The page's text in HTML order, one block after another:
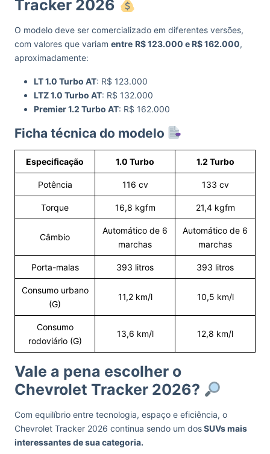
Tracker 2026
O modelo deve ser comercializado em diferentes versões,
com valores que variam entre R$ 123.000 e R$ 162.000,
aproximadamente:
LT 1.0 Turbo AT: R$ 123.000
LTZ 1.0 Turbo AT: R$ 132.000
Premier 1.2 Turbo AT: R$ 162.000
Ficha técnica do modelo
Especificação 1.0 Turbo 1.2 Turbo
Potência 116 cv 133 cv
Torque 16,8 kgfm 21,4 kgfm
Câmbio
Automático de 6
marchas
Automático de 6
marchas
Porta-malas 393 litros 393 litros
Consumo urbano
(G)
11,2 km/l 10,5 km/l
Consumo
rodoviário (G)
13,6 km/l 12,8 km/l
Vale a pena escolher o
Chevrolet Tracker 2026?
Com equilíbrio entre tecnologia, espaço e eficiência, o
Chevrolet Tracker 2026 continua sendo um dosSUVs mais
interessantes de sua categoria.